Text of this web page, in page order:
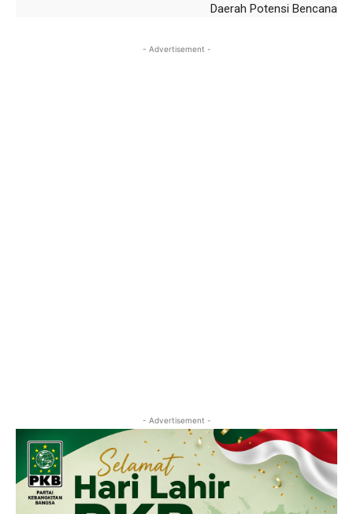
Daerah Potensi Bencana
- Advertisement -
- Advertisement -